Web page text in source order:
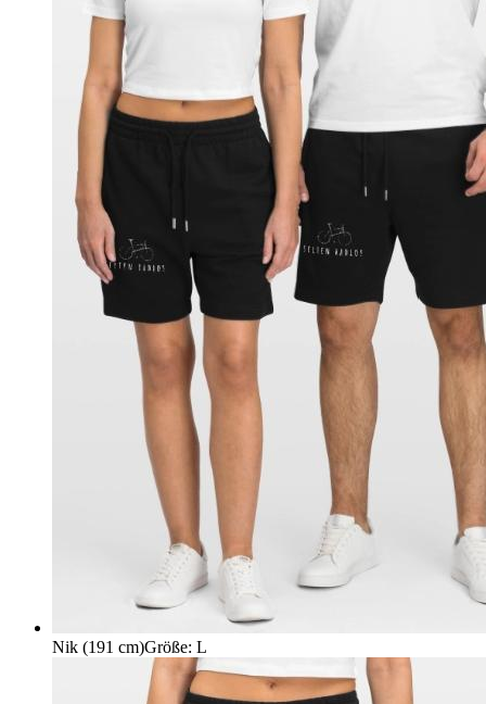
Nik (191 cm)Größe: L